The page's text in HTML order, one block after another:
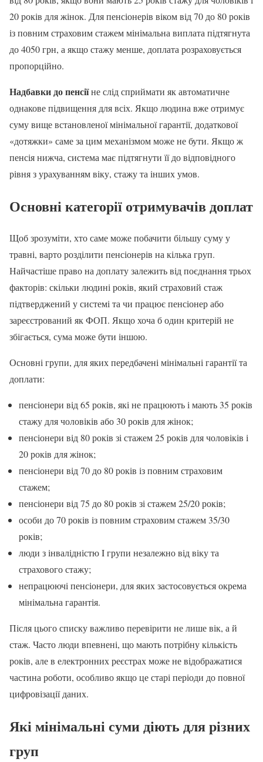
20 років для жінок. Для пенсіонерів віком від 70 до 80 років
із повним страховим стажем мінімальна виплата підтягнута
до 4050 грн, а якщо стажу менше, доплата розраховується
пропорційно.
Надбавки до пенсіїне слід сприймати як автоматичне
однакове підвищення для всіх. Якщо людина вже отримує
суму вище встановленої мінімальної гарантії, додаткової
«дотяжки» саме за цим механізмом може не бути. Якщо ж
пенсія нижча, система має підтягнути її до відповідного
рівня з урахуванням віку, стажу та інших умов.
Основні категорії отримувачів доплат
Щоб зрозуміти, хто саме може побачити більшу суму у
травні, варто розділити пенсіонерів на кілька груп.
Найчастіше право на доплату залежить від поєднання трьох
факторів: скільки людині років, який страховий стаж
підтверджений у системі та чи працює пенсіонер або
зареєстрований як ФОП. Якщо хоча б один критерій не
збігається, сума може бути іншою.
Основні групи, для яких передбачені мінімальні гарантії та
доплати:
пенсіонери від 65 років, які не працюють і мають 35 років
стажу для чоловіків або 30 років для жінок;
пенсіонери від 80 років зі стажем 25 років для чоловіків і
20 років для жінок;
пенсіонери від 70 до 80 років із повним страховим
стажем;
пенсіонери від 75 до 80 років зі стажем 25/20 років;
особи до 70 років із повним страховим стажем 35/30
років;
люди з інвалідністю I групи незалежно від віку та
страхового стажу;
непрацюючі пенсіонери, для яких застосовується окрема
мінімальна гарантія.
Після цього списку важливо перевірити не лише вік, а й
стаж. Часто люди впевнені, що мають потрібну кількість
років, але в електронних реєстрах може не відображатися
частина роботи, особливо якщо це старі періоди до повної
цифровізації даних.
Які мінімальні суми діють для різних
груп